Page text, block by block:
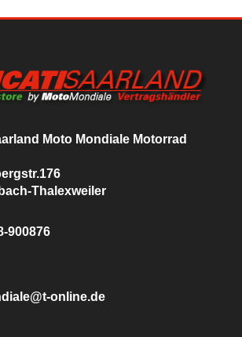
Moto Mondiale Motorrad
Thalexweiler
900876
online.de